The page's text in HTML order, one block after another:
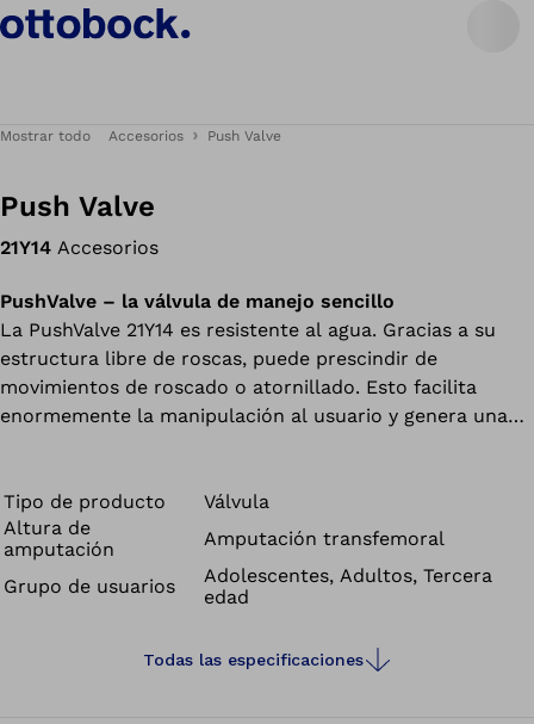
Mostrar todo Accesorios Push Valve
Push Valve
21Y14 Accesorios
PushValve – la válvula de manejo sencillo
La PushValve 21Y14 es resistente al agua. Gracias a su
estructura libre de roscas, puede prescindir de
movimientos de roscado o atornillado. Esto facilita
enormemente la manipulación al usuario y genera una
Tipo de producto
Válvula
Altura de
amputación
Amputación transfemoral
Grupo de usuarios
Adolescentes, Adultos, Tercera
edad
Todas las especificaciones